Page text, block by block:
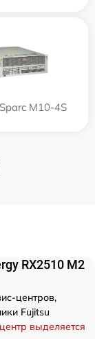
M10-4S
RX2510 M2
центров,
Fujitsu
выделяется